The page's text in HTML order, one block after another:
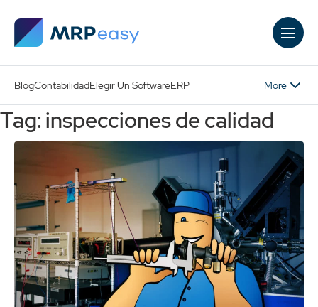
BlogContabilidadElegir Un SoftwareERP More
Tag: inspecciones de calidad